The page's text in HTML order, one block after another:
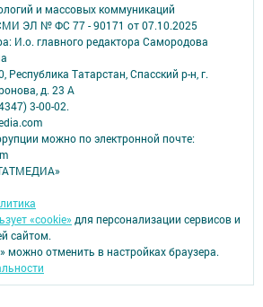
и массовых коммуникаций
ЭЛ № ФС 77 - 90171 от 07.10.2025
И.о. главного редактора Самородова
Республика Татарстан, Спасский р-н, г.
д. 23 А
3-00-02.
можно по электронной почте:
«cookie» для персонализации сервисов и
сайтом.
можно отменить в настройках браузера.